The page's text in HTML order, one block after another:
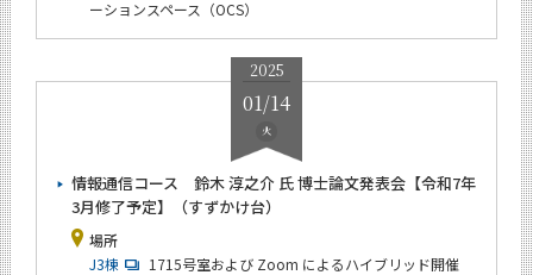
ーションスペース（OCS）
2025
01/14
火
情報通信コース 鈴木 淳之介 氏 博士論文発表会【令和7年
3月修了予定】（すずかけ台）
場所
J3棟
1715号室および Zoom によるハイブリッド開催
サイト構成
学内向け情報